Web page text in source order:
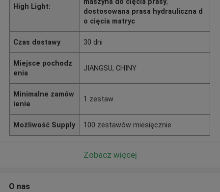
High Light:
dostosowana prasa hydrauliczna d
o cięcia matryc
Czas dostawy 30 dni
Miejsce pochodz
enia
JIANGSU, CHINY
Minimalne zamów
ienie
1 zestaw
Możliwość Supply 100 zestawów miesięcznie
Zobacz więcej
O nas